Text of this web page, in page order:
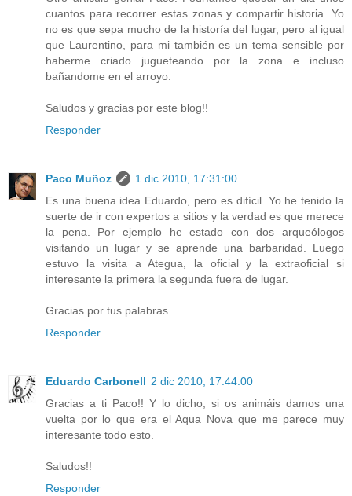
cuantos para recorrer estas zonas y compartir historia. Yo
no es que sepa mucho de la historía del lugar, pero al igual
que Laurentino, para mi también es un tema sensible por
haberme criado jugueteando por la zona e incluso
bañandome en el arroyo.
Saludos y gracias por este blog!!
Responder
Paco Muñoz
1 dic 2010, 17:31:00
Es una buena idea Eduardo, pero es difícil. Yo he tenido la
suerte de ir con expertos a sitios y la verdad es que merece
la pena. Por ejemplo he estado con dos arqueólogos
visitando un lugar y se aprende una barbaridad. Luego
estuvo la visita a Ategua, la oficial y la extraoficial si
interesante la primera la segunda fuera de lugar.
Gracias por tus palabras.
Responder
Eduardo Carbonell 2 dic 2010, 17:44:00
Gracias a ti Paco!! Y lo dicho, si os animáis damos una
vuelta por lo que era el Aqua Nova que me parece muy
interesante todo esto.
Saludos!!
Responder